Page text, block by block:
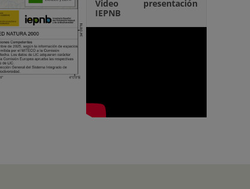
Video presentación
IEPNB